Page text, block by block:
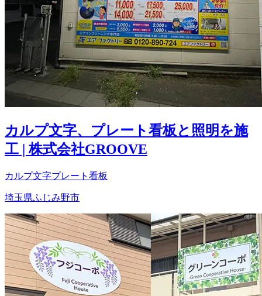
カルプ文字、プレート看板と照明を施
工 | 株式会社GROOVE
カルプ文字プレート看板
埼玉県ふじみ野市